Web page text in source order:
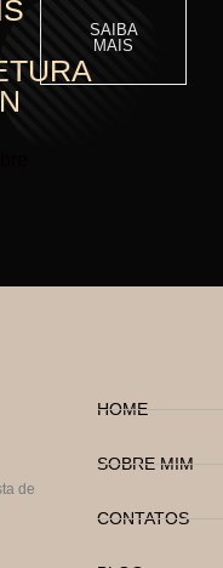
SAIBA
MAIS
de
HOME
SOBRE MIM
CONTATOS